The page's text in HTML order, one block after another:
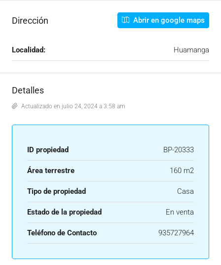
Dirección Abrir en google maps
Localidad: Huamanga
Detalles
Actualizado en julio 24, 2024 a 3:58 am
ID propiedad BP-20333
Área terrestre 160 m2
Tipo de propiedad Casa
Estado de la propiedad En venta
Teléfono de Contacto 935727964